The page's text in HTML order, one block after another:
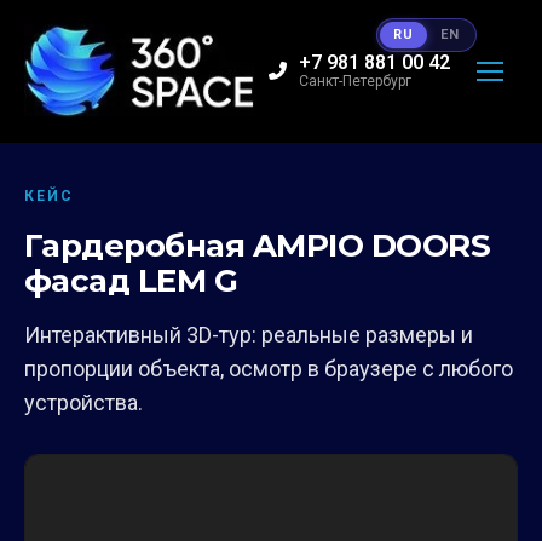
+7 981 881 00 42
Санкт-Петербург
КЕЙС
Гардеробная AMPIO DOORS
фасад LEM G
Интерактивный 3D-тур: реальные размеры и
пропорции объекта, осмотр в браузере с любого
устройства.
RU EN